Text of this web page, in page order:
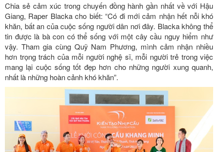
Chia sẻ cảm xúc trong chuyến đồng hành gần nhất về với Hậu
Giang, Raper Blacka cho biết: “Có đi mới cảm nhận hết nỗi khó
khăn, bất an của cuộc sống người dân nơi đây. Blacka không thể
tin được là bà con có thể sống với một cây cầu nguy hiểm như
vậy. Tham gia cùng Quỹ Nam Phương, mình cảm nhận nhiều
hơn trọng trách của mỗi người nghệ sĩ, mỗi người trẻ trong việc
mang lại cuộc sống tốt đẹp hơn cho những người xung quanh,
nhất là những hoàn cảnh khó khăn”.